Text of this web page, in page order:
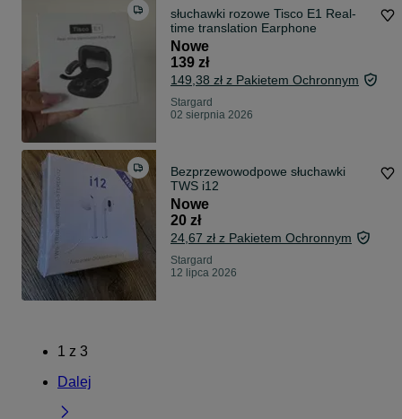
słuchawki rozowe Tisco E1 Real-
time translation Earphone
Nowe
139 zł
149,38 zł z Pakietem Ochronnym
Stargard
02 sierpnia 2026
Bezprzewowodpowe słuchawki
TWS i12
Nowe
20 zł
24,67 zł z Pakietem Ochronnym
Stargard
12 lipca 2026
1 z 3
Dalej